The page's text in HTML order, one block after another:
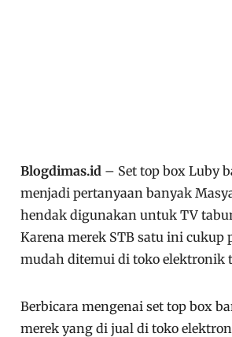
Blogdimas.id – Set top box Luby
menjadi pertanyaan banyak
hendak digunakan untuk TV
Karena merek STB satu ini cukup
mudah ditemui di toko elektronik
Berbicara mengenai set top box
merek yang di jual di toko